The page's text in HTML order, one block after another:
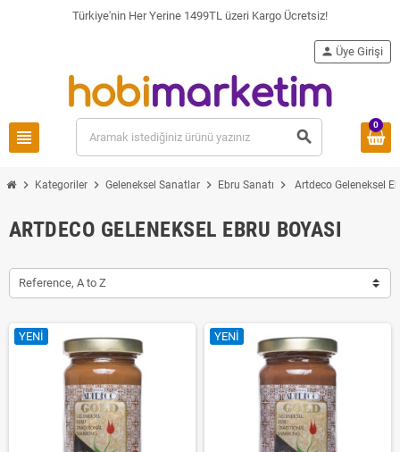
Türkiye'nin Her Yerine 1499TL üzeri Kargo Ücretsiz!
view_headline search
person Üye Girişi
0
chevron_right Kategoriler chevron_right Geleneksel Sanatlar chevron_right Ebru Sanatı chevron_right Artdeco Geleneksel
ARTDECO GELENEKSEL EBRU BOYASI
Reference, A to Z
YENI YENI